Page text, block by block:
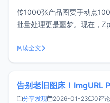
传1000张产品图要手动点
批量处理更是噩梦。现在，
熬通宵了。官网下载地址：
跨平台： 支持 macOS、
阅读全文
分享发现 2026-01-23 0评论